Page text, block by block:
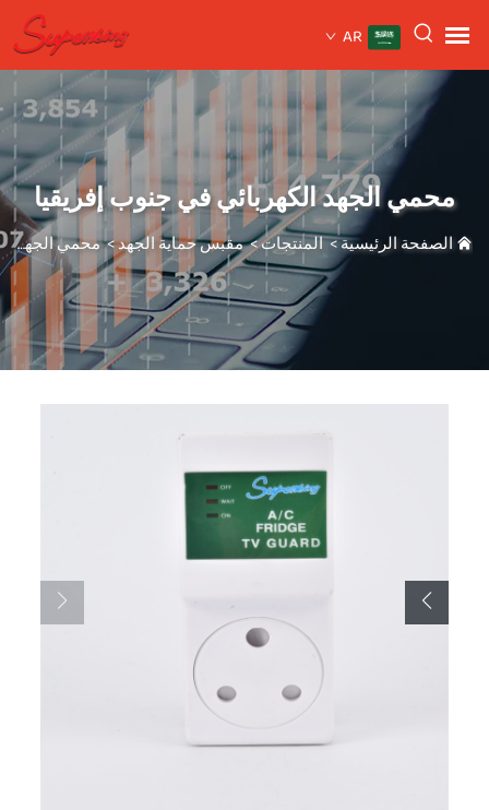
AR
محمي الجهد الكهربائي في جنوب إفريقيا
الصفحة الرئيسية>المنتجات>مقبس حماية الجهد>محمي الجهد الكهربائي في جنوب إفريقيا